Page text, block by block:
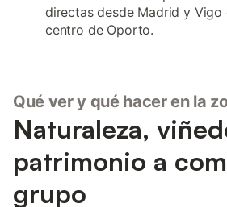
directas desde Madrid y Vigo
centro de Oporto.
Qué ver y qué hacer en la
Naturaleza,
patrimonio a
grupo